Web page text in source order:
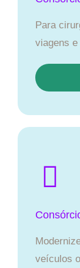
Para
viagens
veículos